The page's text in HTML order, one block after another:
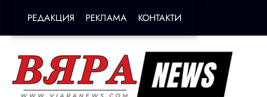
РЕДАКЦИЯ РЕКЛАМА КОНТАКТИ